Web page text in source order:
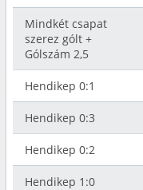
Mindkét csapat
szerez gólt +
Gólszám 2,5
Hendikep 0:1
Hendikep 0:3
Hendikep 0:2
Hendikep 1:0